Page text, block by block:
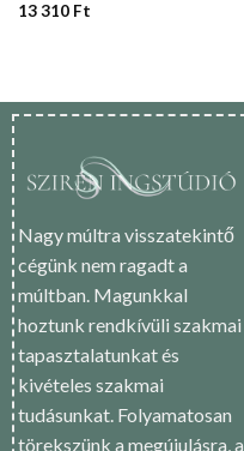
13 310 Ft
Nagy múltra visszatekintő
cégünk nem ragadt a
múltban. Magunkkal
hoztunk rendkívüli szakmai
tapasztalatunkat és
kivételes szakmai
tudásunkat. Folyamatosan
törekszünk a megújulásra, a